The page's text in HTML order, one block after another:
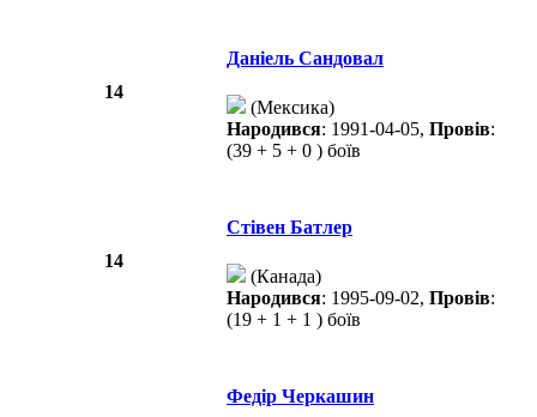
14
Даніель Сандовал
(Мексика)
Народився: 1991-04-05, Провів:
(39 + 5 + 0 ) боїв
14
Стівен Батлер
(Канада)
Народився: 1995-09-02, Провів:
(19 + 1 + 1 ) боїв
Федір Черкашин